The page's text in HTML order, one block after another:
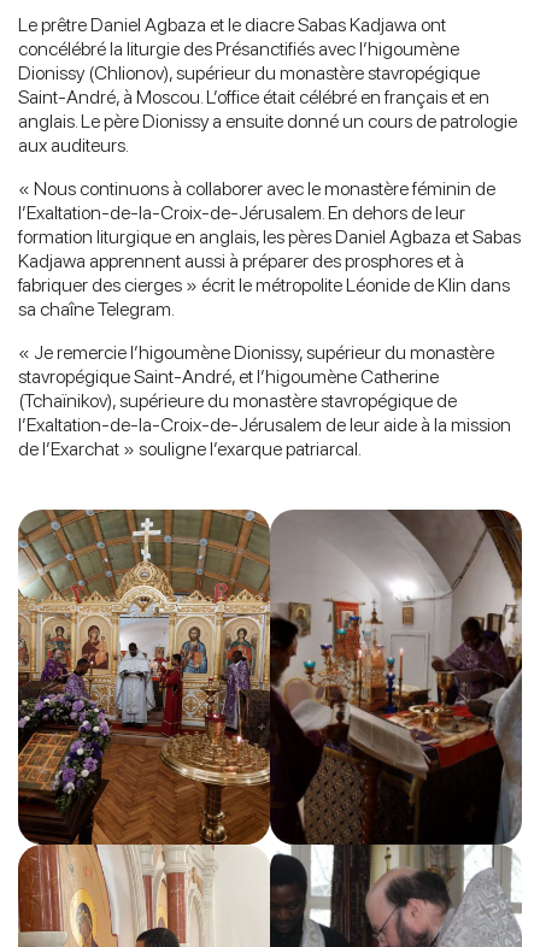
Le prêtre Daniel Agbaza et le diacre Sabas Kadjawa ont
concélébré la liturgie des Présanctifiés avec l’higoumène
Dionissy (Chlionov), supérieur du monastère stavropégique
Saint-André, à Moscou. L’office était célébré en français et en
anglais. Le père Dionissy a ensuite donné un cours de patrologie
aux auditeurs.
« Nous continuons à collaborer avec le monastère féminin de
l’Exaltation-de-la-Croix-de-Jérusalem. En dehors de leur
formation liturgique en anglais, les pères Daniel Agbaza et Sabas
Kadjawa apprennent aussi à préparer des prosphores et à
fabriquer des cierges » écrit le métropolite Léonide de Klin dans
sa chaîne Telegram.
« Je remercie l’higoumène Dionissy, supérieur du monastère
stavropégique Saint-André, et l’higoumène Catherine
(Tchaïnikov), supérieure du monastère stavropégique de
l’Exaltation-de-la-Croix-de-Jérusalem de leur aide à la mission
de l’Exarchat » souligne l’exarque patriarcal.